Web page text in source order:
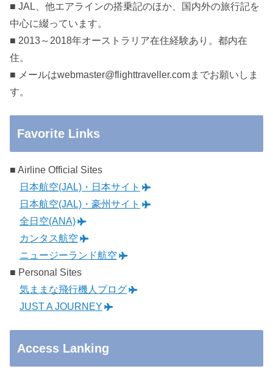
■ JAL、他エアラインの搭乗記のほか、国内外の旅行記を
中心に綴っています。
■ 2013～2018年オーストラリア在住経験あり。都内在
住。
■ メールはwebmaster@flighttraveller.comまでお願いしま
す。
Favorite Links
■ Airline Official Sites
日本航空(JAL)・日本サイト
日本航空(JAL)・豪州サイト
全日空(ANA)
カンタス航空
ニュージーランド航空
■ Personal Sites
気ままな飛行機人プログ
JUST A JOURNEY
Access Lanking